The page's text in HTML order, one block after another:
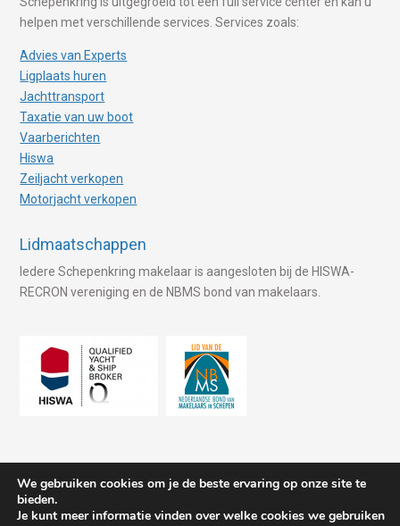
helpen met verschillende services. Services zoals:
Advies van Experts
Ligplaats huren
Jachttransport
Taxatie van uw boot
Vaarberichten
Hiswa
Zeiljacht verkopen
Motorjacht verkopen
Lidmaatschappen
Iedere Schepenkring makelaar is aangesloten bij de HISWA-
RECRON vereniging en de NBMS bond van makelaars.
We gebruiken cookies om je de beste ervaring op onze site te
bieden.
Je kunt meer informatie vinden over welke cookies we gebruiken